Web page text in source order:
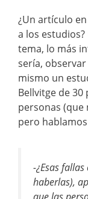
¿Un artículo
a los
tema, lo más
sería,
mismo un
Bellvitge de
personas (que
pero
-¿Esas
haberlas),
que las